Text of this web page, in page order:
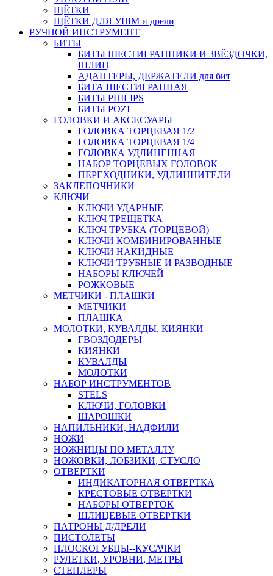
ЩЁТКИ
ЩЁТКИ ДЛЯ УШМ и дрели
РУЧНОЙ ИНСТРУМЕНТ
БИТЫ
БИТЫ ШЕСТИГРАННИКИ И ЗВЁЗДОЧКИ,
ШЛИЦ
АДАПТЕРЫ, ДЕРЖАТЕЛИ для бит
БИТА ШЕСТИГРАННАЯ
БИТЫ PHILIPS
БИТЫ POZI
ГОЛОВКИ И АКСЕСУАРЫ
ГОЛОВКА ТОРЦЕВАЯ 1/2
ГОЛОВКА ТОРЦЕВАЯ 1/4
ГОЛОВКА УДЛИНЕННАЯ
НАБОР ТОРЦЕВЫХ ГОЛОВОК
ПЕРЕХОДНИКИ, УДЛИННИТЕЛИ
ЗАКЛЕПОЧНИКИ
КЛЮЧИ
КЛЮЧИ УДАРНЫЕ
КЛЮЧ ТРЕЩЕТКА
КЛЮЧ ТРУБКА (ТОРЦЕВОЙ)
КЛЮЧИ КОМБИНИРОВАННЫЕ
КЛЮЧИ НАКИДНЫЕ
КЛЮЧИ ТРУБНЫЕ И РАЗВОДНЫЕ
НАБОРЫ КЛЮЧЕЙ
РОЖКОВЫЕ
МЕТЧИКИ - ПЛАШКИ
МЕТЧИКИ
ПЛАШКА
МОЛОТКИ, КУВАЛДЫ, КИЯНКИ
ГВОЗДОДЕРЫ
КИЯНКИ
КУВАЛДЫ
МОЛОТКИ
НАБОР ИНСТРУМЕНТОВ
STELS
КЛЮЧИ, ГОЛОВКИ
ШАРОШКИ
НАПИЛЬНИКИ, НАДФИЛИ
НОЖИ
НОЖНИЦЫ ПО МЕТАЛЛУ
НОЖОВКИ, ЛОБЗИКИ, СТУСЛО
ОТВЕРТКИ
ИНДИКАТОРНАЯ ОТВЕРТКА
КРЕСТОВЫЕ ОТВЕРТКИ
НАБОРЫ ОТВЕРТОК
ШЛИЦЕВЫЕ ОТВЕРТКИ
ПАТРОНЫ Д/ДРЕЛИ
ПИСТОЛЕТЫ
ПЛОСКОГУБЦЫ--КУСАЧКИ
РУЛЕТКИ, УРОВНИ, МЕТРЫ
СТЕПЛЕРЫ